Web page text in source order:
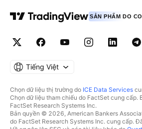
SẢN PHẨM DO
Tiếng Việt
Chọn dữ liệu thị trường do ICE Data Services
Chọn dữ liệu tham chiếu do FactSet cung
FactSet Research Systems Inc.
Bản quyền © 2026, American Bankers
do FactSet Research Systems Inc. cung cấp.